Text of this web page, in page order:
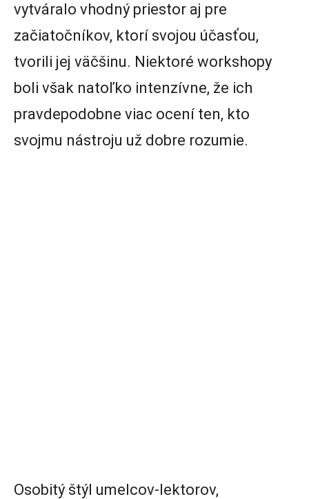
vytváralo vhodný priestor aj pre
začiatočníkov, ktorí svojou účasťou,
tvorili jej väčšinu. Niektoré workshopy
boli však natoľko intenzívne, že ich
pravdepodobne viac ocení ten, kto
svojmu nástroju už dobre rozumie.
Osobitý štýl umelcov-lektorov,